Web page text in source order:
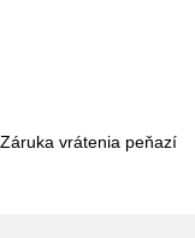
Záruka vrátenia peňazí